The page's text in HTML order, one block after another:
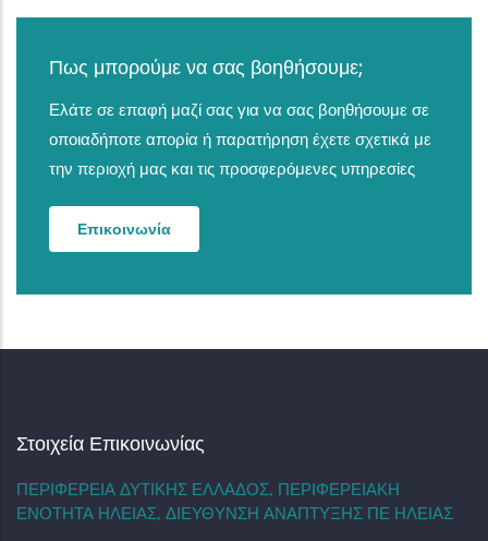
Πως μπορούμε να σας βοηθήσουμε;
Ελάτε σε επαφή μαζί σας για να σας βοηθήσουμε σε
οποιαδήποτε απορία ή παρατήρηση έχετε σχετικά με
την περιοχή μας και τις προσφερόμενες υπηρεσίες
Επικοινωνία
Στοιχεία Επικοινωνίας
ΠΕΡΙΦΕΡΕΙΑ ΔΥΤΙΚΗΣ ΕΛΛΑΔΟΣ, ΠΕΡΙΦΕΡΕΙΑΚΗ
ΕΝΟΤΗΤΑ ΗΛΕΙΑΣ, ΔΙΕΥΘΥΝΣΗ ΑΝΑΠΤΥΞΗΣ ΠΕ ΗΛΕΙΑΣ